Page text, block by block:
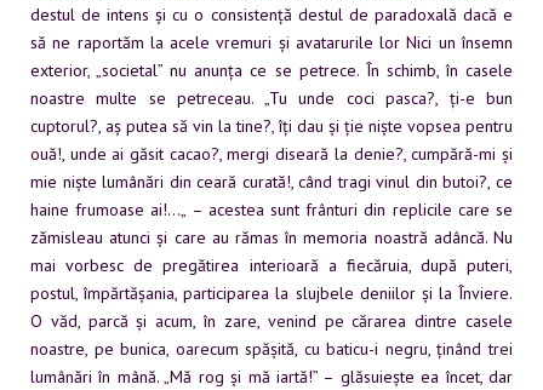
destul de intens și cu o consistență destul de paradoxală dacă e
să ne raportăm la acele vremuri și avatarurile lor Nici un însemn
exterior, „societal” nu anunța ce se petrece. În schimb, în casele
noastre multe se petreceau. „Tu unde coci pasca?, ți-e bun
cuptorul?, aș putea să vin la tine?, îți dau și ție niște vopsea pentru
ouă!, unde ai găsit cacao?, mergi diseară la denie?, cumpără-mi și
mie niște lumânări din ceară curată!, când tragi vinul din butoi?, ce
haine frumoase ai!…„ – acestea sunt frânturi din replicile care se
zămisleau atunci și care au rămas în memoria noastră adâncă. Nu
mai vorbesc de pregătirea interioară a fiecăruia, după puteri,
postul, împărtășania, participarea la slujbele deniilor și la Înviere.
O văd, parcă și acum, în zare, venind pe cărarea dintre casele
noastre, pe bunica, oarecum spășită, cu baticu-i negru, ținând trei
lumânări în mână. „Mă rog și mă iartă!” – glăsuiește ea încet, dar